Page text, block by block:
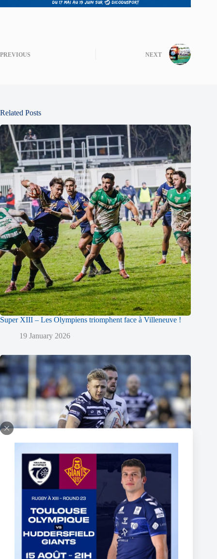
PREVIOUS NEXT
Related Posts
Super XIII – Les Olympiens triomphent face à Villeneuve !
19 January 2026
Thomas Lacans s’engage avec le Toulouse Olympique